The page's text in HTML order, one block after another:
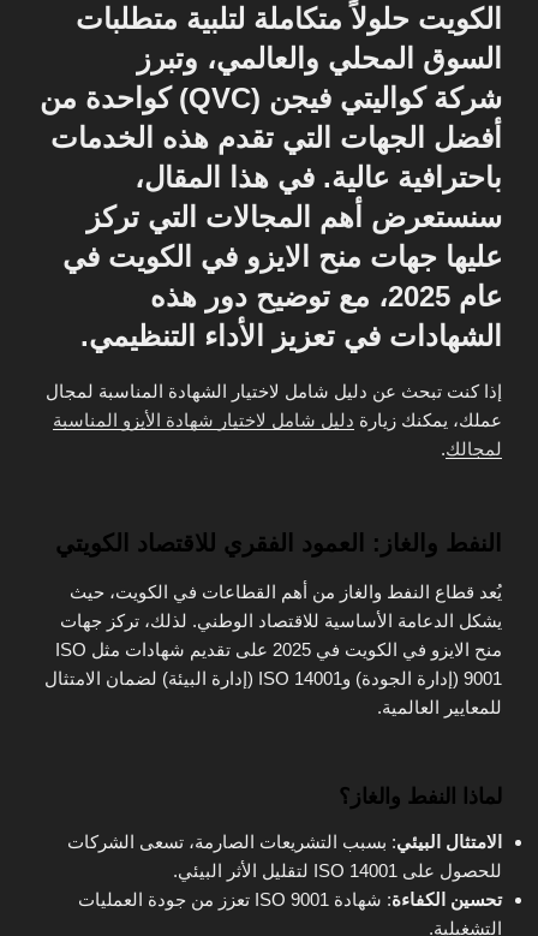
الكويت حلولاً متكاملة لتلبية متطلبات
السوق المحلي والعالمي، وتبرز
شركةكواليتي فيجن (QVC)
كواحدة من
أفضل الجهات التي تقدم هذه الخدمات
باحترافية عالية. في هذا المقال،
سنستعرض أهم المجالات التي تركز
عليها جهات منح الايزو في الكويت في
عام 2025، مع توضيح دور هذه
الشهادات في تعزيز الأداء التنظيمي.
إذا كنت تبحث عن دليل شامل لاختيار الشهادة المناسبة لمجال
عملك، يمكنك زيارة دليل شامل لاختيار شهادة الأيزو المناسبة
لمجالك.
النفط والغاز: العمود الفقري للاقتصاد الكويتي
يُعد قطاع النفط والغاز من أهم القطاعات في الكويت، حيث
يشكل الدعامة الأساسية للاقتصاد الوطني. لذلك، تركز جهات
منح الايزو في الكويت في 2025 على تقديم شهادات مثل ISO
9001 (إدارة الجودة) وISO 14001 (إدارة البيئة) لضمان الامتثال
للمعايير العالمية.
لماذا النفط والغاز؟
الامتثال البيئي: بسبب التشريعات الصارمة، تسعى الشركات
للحصول على ISO 14001 لتقليل الأثر البيئي.
تحسين الكفاءة
: شهادة ISO 9001 تعزز من جودة العمليات
التشغيلية.